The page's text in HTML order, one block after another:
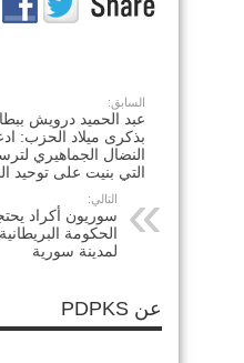
السابق:
عبد الحميد درويش
بذكرى ميلاد الحزب:
النضال الجماهيري
التي بنيت على توحيد
التالي:
سوريون أكراد
الحكومة
لمدينة سورية
عن PDPKS